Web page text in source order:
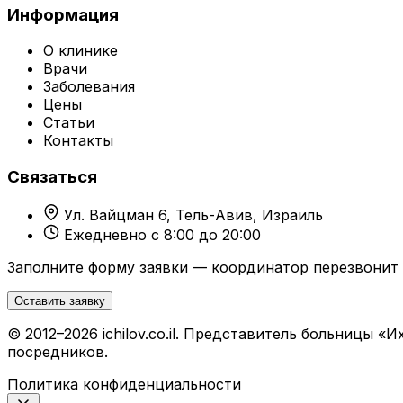
Информация
О клинике
Врачи
Заболевания
Цены
Статьи
Контакты
Связаться
Ул. Вайцман 6, Тель-Авив, Израиль
Ежедневно с 8:00 до 20:00
Заполните форму заявки — координатор
Оставить заявку
© 2012–2026 ichilov.co.il. Представитель больницы
посредников.
Политика конфиденциальности